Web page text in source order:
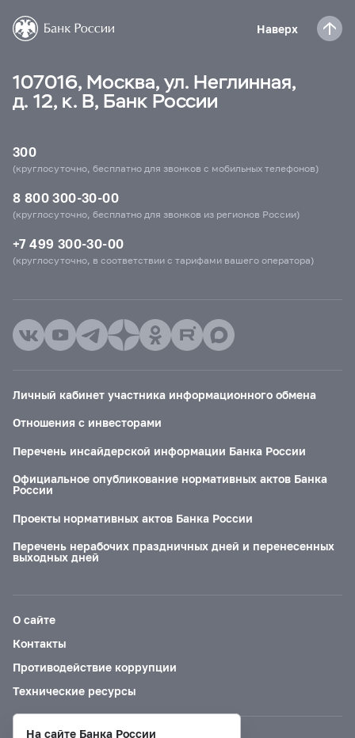
Наверх
107016, Москва, ул. Неглинная,
д. 12, к. В, Банк России
300
(круглосуточно, бесплатно для звонков с мобильных телефонов)
8 800 300-30-00
(круглосуточно, бесплатно для звонков из регионов России)
+7 499 300-30-00
(круглосуточно, в соответствии с тарифами вашего оператора)
Личный кабинет участника информационного обмена
Отношения с инвесторами
Перечень инсайдерской информации Банка России
Официальное опубликование нормативных актов Банка
России
Проекты нормативных актов Банка России
Перечень нерабочих праздничных дней и перенесенных
выходных дней
О сайте
Контакты
Противодействие коррупции
Технические ресурсы
На сайте Банка России